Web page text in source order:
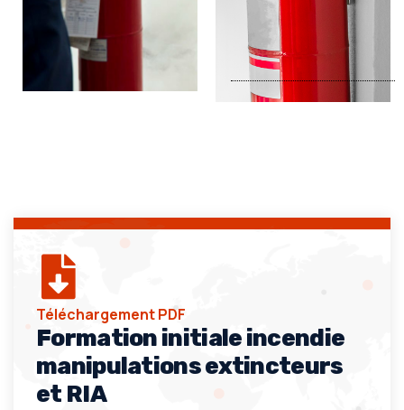
Téléchargement PDF
Formation initiale incendie
manipulations extincteurs
et RIA